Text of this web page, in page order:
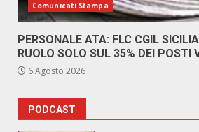
Comunicati Stampa
PERSONALE ATA: FLC CGIL
RUOLO SOLO SUL 35% DEI POSTI
6 Agosto 2026
PODCAST